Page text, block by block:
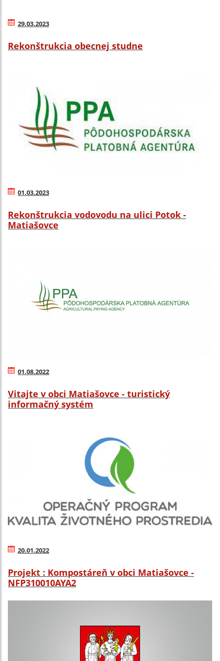
29.03.2023
Rekonštrukcia obecnej studne
01.03.2023
Rekonštrukcia vodovodu na ulici Potok -
Matiašovce
01.08.2022
Vitajte v obci Matiašovce - turistický
informačný systém
20.01.2022
Projekt : Kompostáreň v obci Matiašovce -
NFP310010AYA2